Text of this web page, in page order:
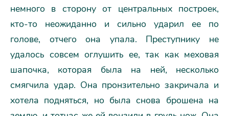
немного в сторону от центральных построек,
кто-то неожиданно и сильно ударил ее по
голове, отчего она упала. Преступнику не
удалось совсем оглушить ее, так как меховая
шапочка, которая была на ней, несколько
смягчила удар. Она пронзительно закричала и
хотела подняться, но была снова брошена на